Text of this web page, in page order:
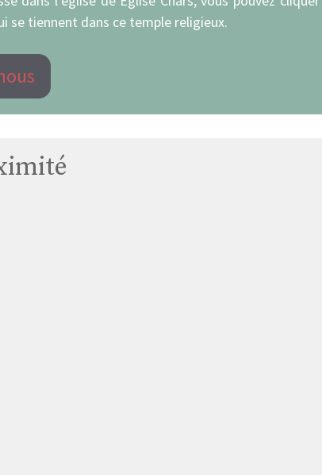
se tiennent dans ce temple religieux.